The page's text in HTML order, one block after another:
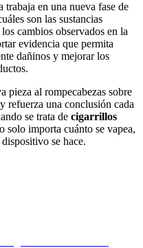
en una nueva fase de
son las sustancias
cambios observados en la
evidencia que permita
dañinos y mejorar los
pieza al rompecabezas sobre
y refuerza una conclusión cada
se trata de cigarrillos
solo importa cuánto se vapea,
se hace.